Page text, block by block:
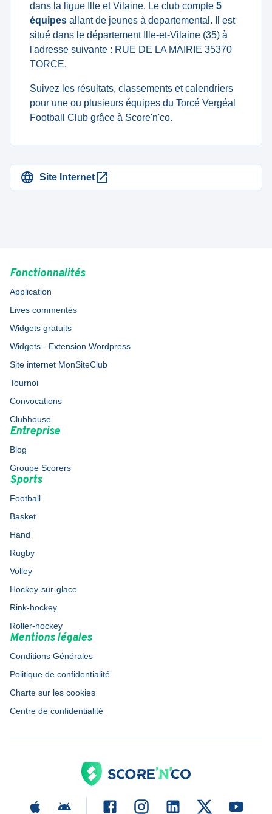
dans la ligue Ille et Vilaine. Le club compte 5
équipes allant de jeunes à departemental. Il est
situé dans le département Ille-et-Vilaine (35) à
l'adresse suivante : RUE DE LA MAIRIE 35370
TORCE.
Suivez les résultats, classements et calendriers
pour une ou plusieurs équipes du Torcé Vergéal
Football Club grâce à Score'n'co.
Site Internet
Fonctionnalités
Application
Lives commentés
Widgets gratuits
Widgets - Extension Wordpress
Site internet MonSiteClub
Tournoi
Convocations
Clubhouse
Entreprise
Blog
Groupe Scorers
Sports
Football
Basket
Hand
Rugby
Volley
Hockey-sur-glace
Rink-hockey
Roller-hockey
Mentions légales
Conditions Générales
Politique de confidentialité
Charte sur les cookies
Centre de confidentialité